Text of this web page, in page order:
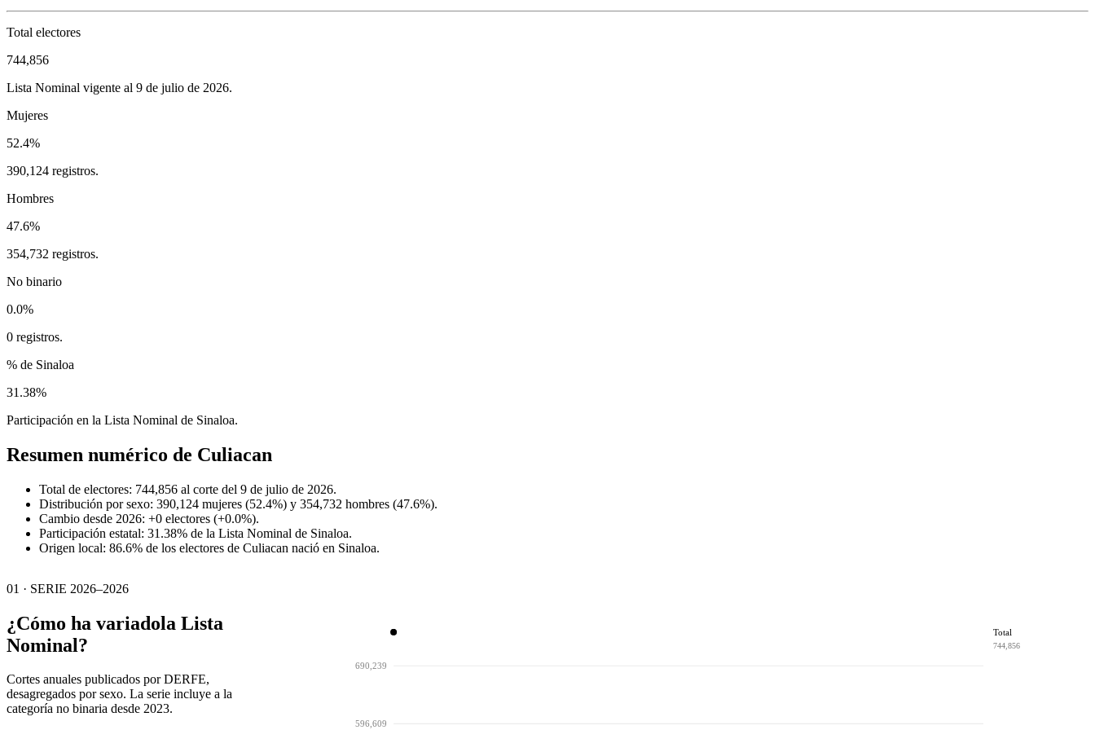
Total electores
744,856
Lista Nominal vigente al 9 de julio de 2026.
Mujeres
52.4%
390,124 registros.
Hombres
47.6%
354,732 registros.
No binario
0.0%
0 registros.
% de Sinaloa
31.38%
Participación en la Lista Nominal de Sinaloa.
Resumen numérico de Culiacan
Total de electores: 744,856 al corte del 9 de julio de 2026.
Distribución por sexo: 390,124 mujeres (52.4%) y 354,732 hombres (47.6%).
Cambio desde 2026: +0 electores (+0.0%).
Participación estatal: 31.38% de la Lista Nominal de Sinaloa.
Origen local: 86.6% de los electores de Culiacan nació en Sinaloa.
01 · SERIE 2026–2026
¿Cómo ha variadola Lista
Nominal?
Cortes anuales publicados por DERFE,
desagregados por sexo. La serie incluye a la
categoría no binaria desde 2023.
596,609
690,239
Total
744,856